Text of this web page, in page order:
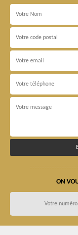
ON